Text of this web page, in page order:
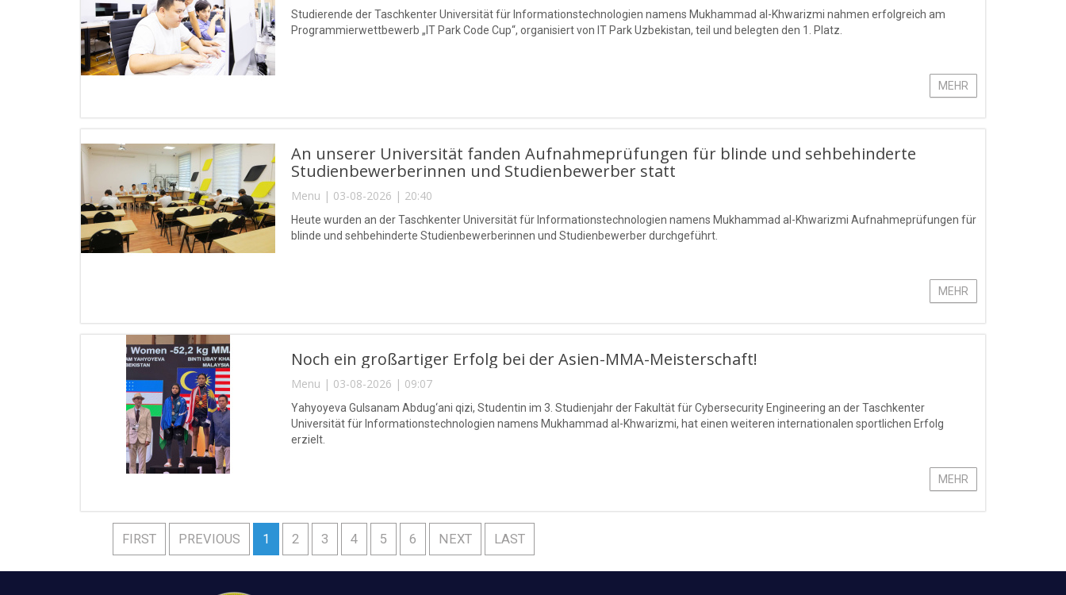
Studierende der Taschkenter Universität für Informationstechnologien namens Mukhammad al-Khwarizmi nahmen erfolgreich am
Programmierwettbewerb „IT Park Code Cup“, organisiert von IT Park Uzbekistan, teil und belegten den 1. Platz.
MEHR
An unserer Universität fanden Aufnahmeprüfungen für blinde und sehbehinderte
Studienbewerberinnen und Studienbewerber statt
Menu | 03-08-2026 | 20:40
Heute wurden an der Taschkenter Universität für Informationstechnologien namens Mukhammad al-Khwarizmi Aufnahmeprüfungen für
blinde und sehbehinderte Studienbewerberinnen und Studienbewerber durchgeführt.
MEHR
Noch ein großartiger Erfolg bei der Asien-MMA-Meisterschaft!
Menu | 03-08-2026 | 09:07
Yahyoyeva Gulsanam Abdug‘ani qizi, Studentin im 3. Studienjahr der Fakultät für Cybersecurity Engineering an der Taschkenter
Universität für Informationstechnologien namens Mukhammad al-Khwarizmi, hat einen weiteren internationalen sportlichen Erfolg
erzielt.
MEHR
FIRST PREVIOUS 1 2 3 4 5 6 NEXT LAST